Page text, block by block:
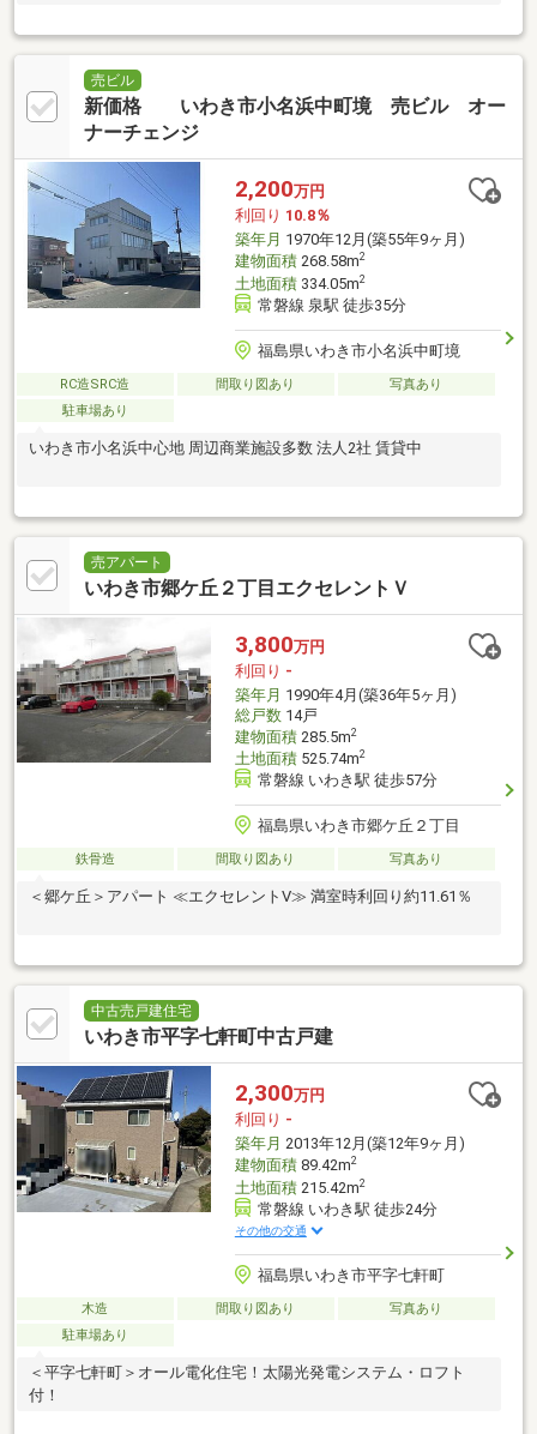
売ビル
新価格 いわき市小名浜中町境 売ビル オー
ナーチェンジ
2,200万円
利回り 10.8％
築年月 1970年12月(築55年9ヶ月)
建物面積268.58m2
土地面積334.05m2
常磐線 泉駅 徒歩35分
福島県いわき市小名浜中町境
RC造SRC造 間取り図あり
写真あり
駐車場あり
いわき市小名浜中心地 周辺商業施設多数 法人2社 賃貸中
売アパート
いわき市郷ケ丘２丁目エクセレントＶ
3,800万円
利回り -
築年月 1990年4月(築36年5ヶ月)
総戸数14戸
建物面積285.5m2
土地面積525.74m2
常磐線 いわき駅 徒歩57分
福島県いわき市郷ケ丘２丁目
鉄骨造 間取り図あり 写真あり
＜郷ケ丘＞アパート ≪エクセレントV≫ 満室時利回り約11.61％
中古売戸建住宅
いわき市平字七軒町中古戸建
2,300万円
利回り -
築年月 2013年12月(築12年9ヶ月)
建物面積89.42m2
土地面積215.42m2
常磐線 いわき駅 徒歩24分
その他の交通
福島県いわき市平字七軒町
木造 間取り図あり
写真あり
駐車場あり
＜平字七軒町＞オール電化住宅！太陽光発電システム・ロフト
付！